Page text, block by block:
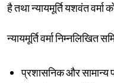
है तथा न्यायमूर्ति यशवंत वर्मा
न्यायमूर्ति वर्मा निम्नलिखित
प्रशासनिक और सामान्य